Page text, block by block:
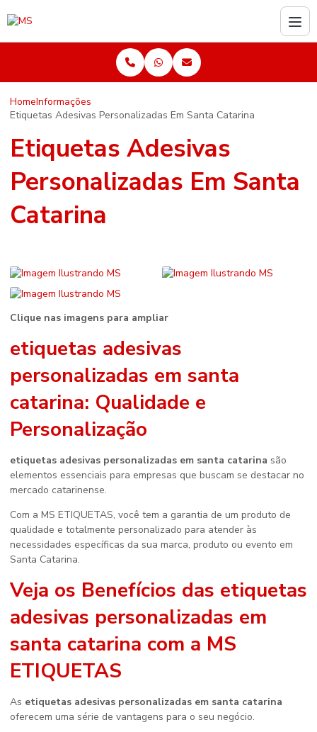
HomeInformações
Etiquetas Adesivas Personalizadas Em Santa Catarina
Etiquetas Adesivas
Personalizadas Em Santa
Catarina
Clique nas imagens para ampliar
etiquetas adesivas
personalizadas em santa
catarina: Qualidade e
Personalização
etiquetas adesivas personalizadas em santa catarina são
elementos essenciais para empresas que buscam se destacar no
mercado catarinense.
Com a MS ETIQUETAS, você tem a garantia de um produto de
qualidade e totalmente personalizado para atender às
necessidades específicas da sua marca, produto ou evento em
Santa Catarina.
Veja os Benefícios das etiquetas
adesivas personalizadas em
santa catarina com a MS
ETIQUETAS
As etiquetas adesivas personalizadas em santa catarina
oferecem uma série de vantagens para o seu negócio.